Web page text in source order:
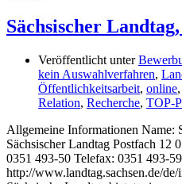
Sächsischer
Veröffentlicht unter
kein Auswahlverfahren,
Öffentlichkeitsarbeit, online,
Relation, Recherche, TOP-
Allgemeine Informationen Name:
Sächsischer Landtag Postfach 12
0351 493-50 Telefax: 0351 493-
http://www.landtag.sachsen.de/